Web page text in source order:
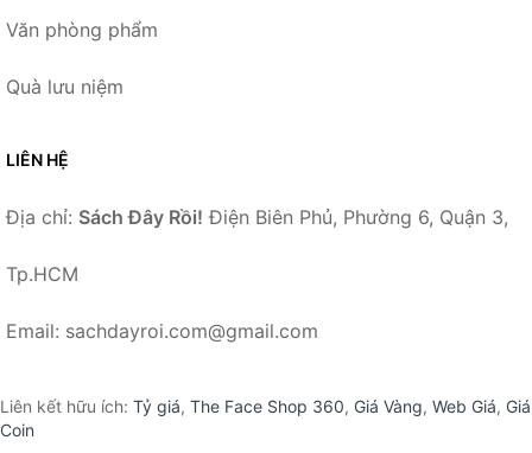
Văn phòng phẩm
Quà lưu niệm
LIÊN HỆ
Địa chỉ: Sách Đây Rồi! Điện Biên Phủ, Phường 6, Quận 3,
Tp.HCM
Email: sachdayroi.com@gmail.com
Liên kết hữu ích: Tỷ giá, The Face Shop 360, Giá Vàng, Web Giá, Giá
Coin